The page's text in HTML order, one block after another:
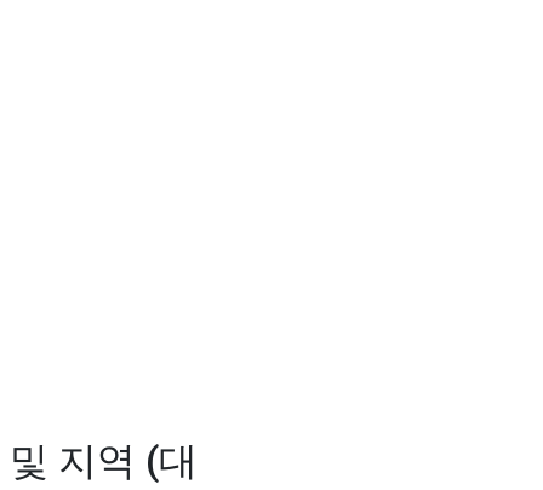
지역 (대